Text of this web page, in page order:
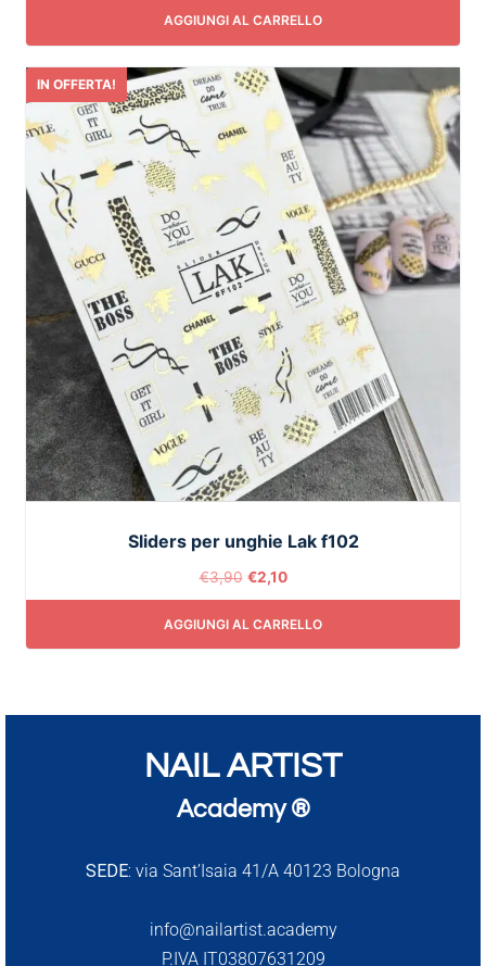
AGGIUNGI AL CARRELLO
IN OFFERTA!
Sliders per unghie Lak f102
€3,90 €2,10
AGGIUNGI AL CARRELLO
NAIL ARTIST
Academy ®
SEDE: via Sant’Isaia 41/A 40123 Bologna
info@nailartist.academy
P.IVA IT03807631209